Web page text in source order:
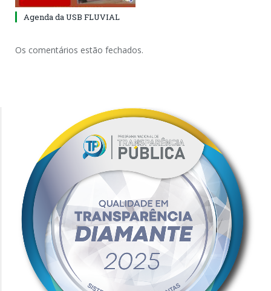
Agenda da USB FLUVIAL
Os comentários estão fechados.